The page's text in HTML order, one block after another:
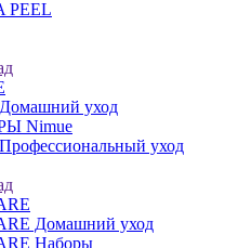
PEEL
уход
Nimue
уход
Домашний уход
Наборы